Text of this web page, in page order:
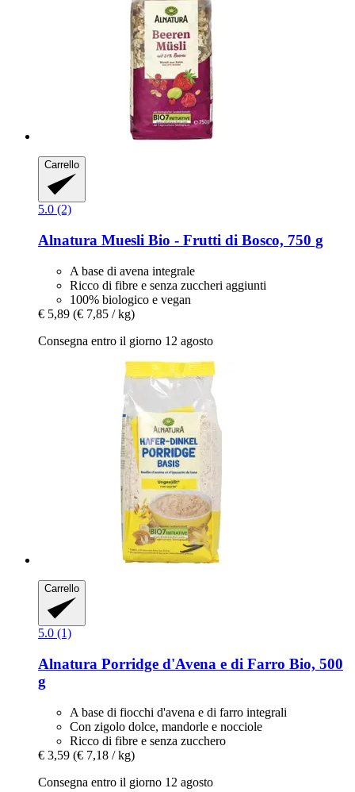
Carrello
5.0 (2)
Alnatura Muesli Bio -​ Frutti di Bosco, 750 g
A base di avena integrale
Ricco di fibre e senza zuccheri aggiunti
100% biologico e vegan
€ 5,89 (€ 7,85 / kg)
Consegna entro il giorno 12 agosto
Carrello
5.0 (1)
Alnatura Porridge d'Avena e di Farro Bio, 500
g
A base di fiocchi d'avena e di farro integrali
Con zigolo dolce, mandorle e nocciole
Ricco di fibre e senza zucchero
€ 3,59 (€ 7,18 / kg)
Consegna entro il giorno 12 agosto